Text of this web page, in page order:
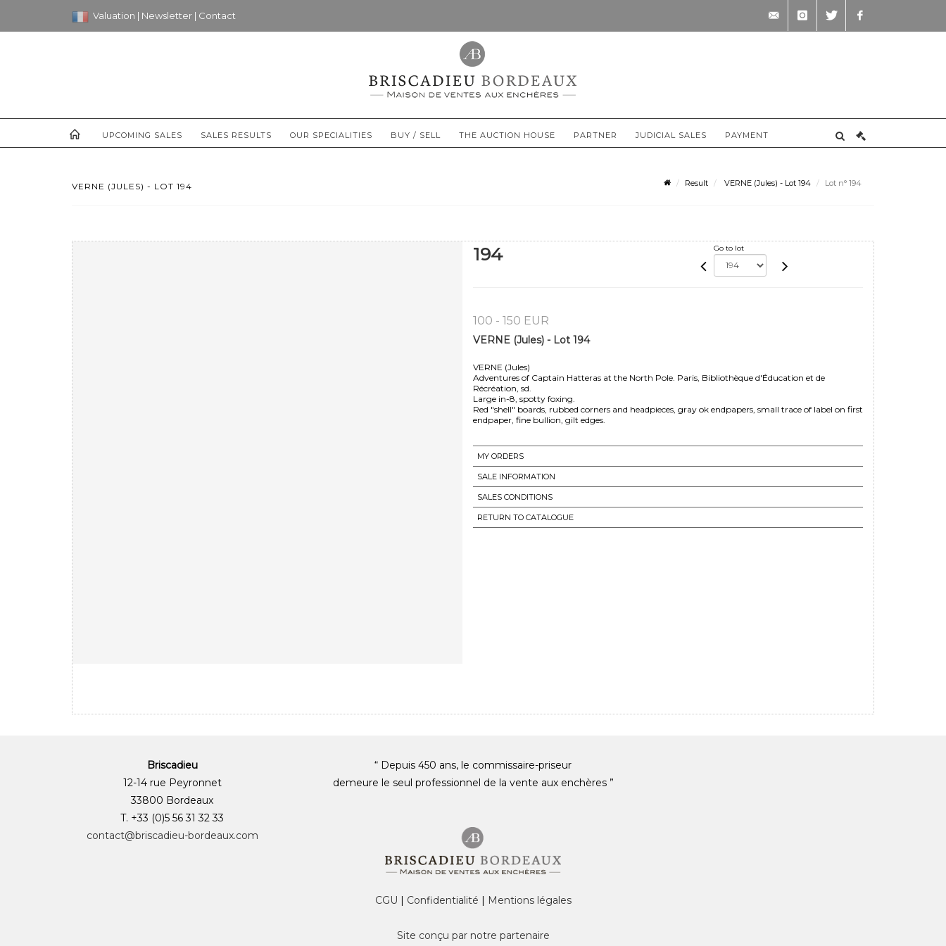
Valuation | Newsletter | Contact
UPCOMING SALES SALES RESULTS OUR SPECIALITIES BUY / SELL THE AUCTION HOUSE PARTNER JUDICIAL SALES PAYMENT
VERNE (JULES) - LOT 194 Result VERNE (Jules) - Lot 194 Lot n° 194
194 Go to lot
100 - 150 EUR
VERNE (Jules) - Lot 194
VERNE (Jules)
Adventures of Captain Hatteras at the North Pole. Paris, Bibliothèque d'Éducation et de
Récréation, sd.
Large in-8, spotty foxing.
Red "shell" boards, rubbed corners and headpieces, gray ok endpapers, small trace of label on first
endpaper, fine bullion, gilt edges.
MY ORDERS
SALE INFORMATION
SALES CONDITIONS
RETURN TO CATALOGUE
Briscadieu
12-14 rue Peyronnet
33800 Bordeaux
T. +33 (0)5 56 31 32 33
contact@briscadieu-bordeaux.com
“ Depuis 450 ans, le commissaire-priseur
demeure le seul professionnel de la vente aux enchères ”
CGU | Confidentialité | Mentions légales
Site conçu par notre partenaire